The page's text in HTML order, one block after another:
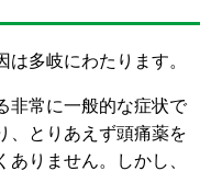
多岐にわたります。
非常に一般的な症状で
、とりあえず頭痛薬を
りません。しかし、